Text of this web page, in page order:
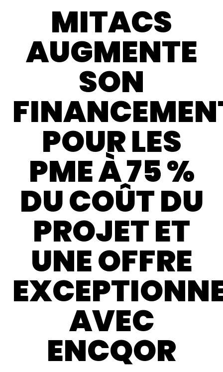
MITACS
AUGMENTE
SON
POUR LES
PME À 75 %
DU COÛT DU
PROJET ET
UNE OFFRE
AVEC
ENCQOR